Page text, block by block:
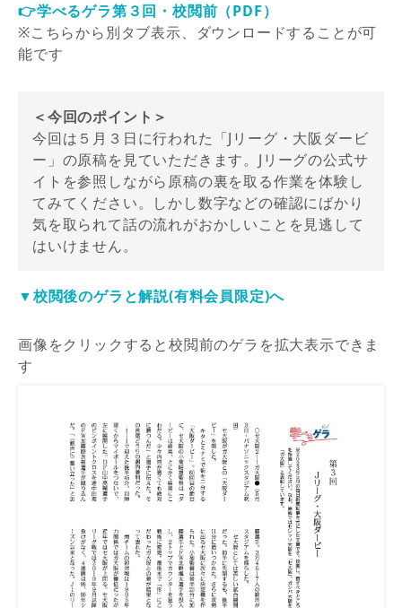
👉学べるゲラ第３回・校閲前（PDF）
※こちらから別タブ表示、ダウンロードすることが可
能です
＜今回のポイント＞
今回は５月３日に行われた「Jリーグ・大阪ダービ
ー」の原稿を見ていただきます。Jリーグの公式サ
イトを参照しながら原稿の裏を取る作業を体験し
てみてください。しかし数字などの確認にばかり
気を取られて話の流れがおかしいことを見逃して
はいけません。
▼校閲後のゲラと解説(有料会員限定)へ
画像をクリックすると校閲前のゲラを拡大表示できま
す